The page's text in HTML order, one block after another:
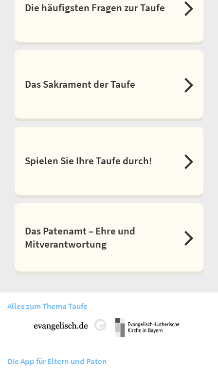
Die häufigsten Fragen zur Taufe
Das Sakrament der Taufe
Spielen Sie Ihre Taufe durch!
Das Patenamt – Ehre und
Mitverantwortung
Alles zum Thema Taufe
Die App für Eltern und Paten